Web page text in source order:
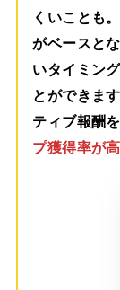
くいことも
がベースと
いタイミン
とができます
ティブ報酬
プ獲得率が